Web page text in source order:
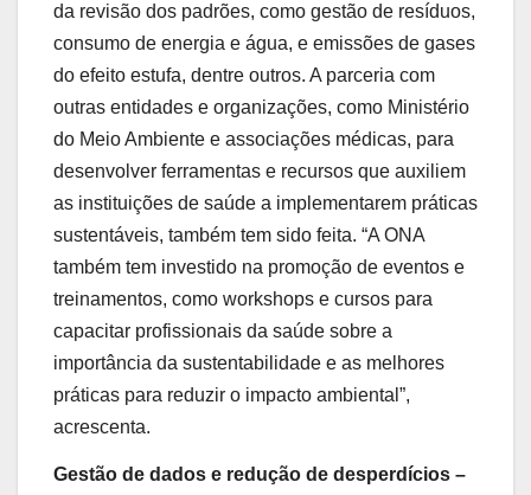
da revisão dos padrões, como gestão de resíduos,
consumo de energia e água, e emissões de gases
do efeito estufa, dentre outros. A parceria com
outras entidades e organizações, como Ministério
do Meio Ambiente e associações médicas, para
desenvolver ferramentas e recursos que auxiliem
as instituições de saúde a implementarem práticas
sustentáveis, também tem sido feita. “A ONA
também tem investido na promoção de eventos e
treinamentos, como workshops e cursos para
capacitar profissionais da saúde sobre a
importância da sustentabilidade e as melhores
práticas para reduzir o impacto ambiental”,
acrescenta.
Gestão de dados e redução de desperdícios –